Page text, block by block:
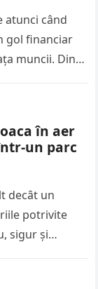
atunci când
gol financiar
muncii. Din
în aer
un parc
decât un
potrivite
sigur și…